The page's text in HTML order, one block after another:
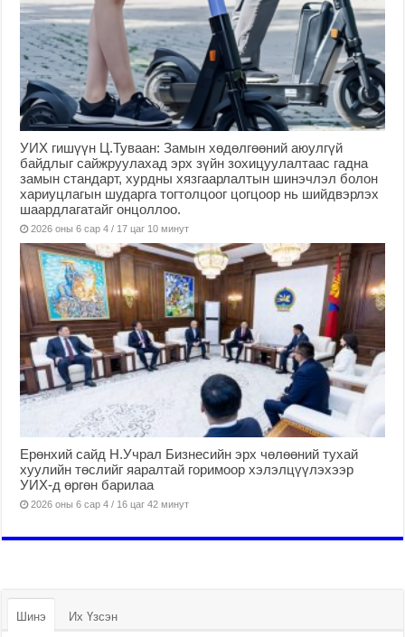
УИХ гишүүн Ц.Туваан: Замын хөдөлгөөний аюулгүй
байдлыг сайжруулахад эрх зүйн зохицуулалтаас гадна
замын стандарт, хурдны хязгаарлалтын шинэчлэл болон
хариуцлагын шударга тогтолцоог цогцоор нь шийдвэрлэх
шаардлагатайг онцоллоо.
2026 оны 6 сар 4 / 17 цаг 10 минут
Ерөнхий сайд Н.Учрал Бизнесийн эрх чөлөөний тухай
хуулийн төслийг яаралтай горимоор хэлэлцүүлэхээр
УИХ-д өргөн барилаа
2026 оны 6 сар 4 / 16 цаг 42 минут
Шинэ Их Үзсэн